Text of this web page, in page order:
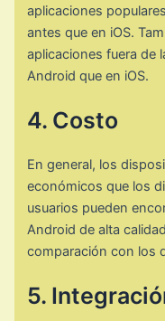
aplicaciones
antes que en iOS.
aplicaciones fuera de
Android que en iOS.
4. Costo
En general, los
económicos que los
usuarios pueden
Android de alta
comparación con los
5.